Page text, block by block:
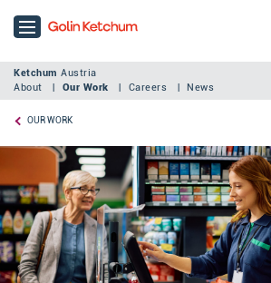
Ketchum Austria
About
Our Work Careers News
OUR WORK